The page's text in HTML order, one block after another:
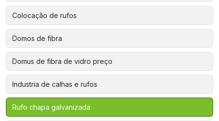
Colocação de rufos
Domos de fibra
Domus de fibra de vidro preço
Industria de calhas e rufos
Rufo chapa galvanizada